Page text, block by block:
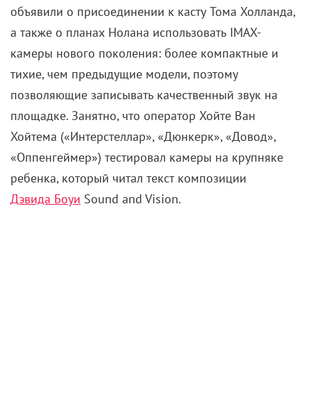
объявили о присоединении к касту Тома Холланда,
а также о планах Нолана использовать IMAX-
камеры нового поколения: более компактные и
тихие, чем предыдущие модели, поэтому
позволяющие записывать качественный звук на
площадке. Занятно, что оператор Хойте Ван
Хойтема («Интерстеллар», «Дюнкерк», «Довод»,
«Оппенгеймер») тестировал камеры на крупняке
ребенка, который читал текст композиции
Дэвида Боуи Sound and Vision.